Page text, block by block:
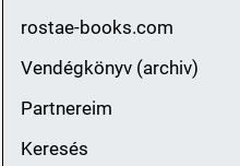
rostae-books.com
Vendégkönyv (archiv)
Partnereim
Keresés